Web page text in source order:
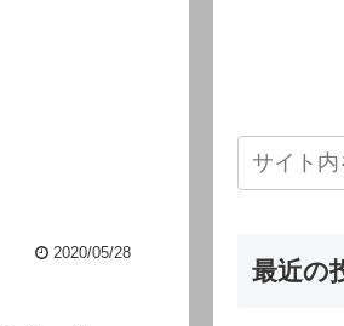
2020/05/28
最近の